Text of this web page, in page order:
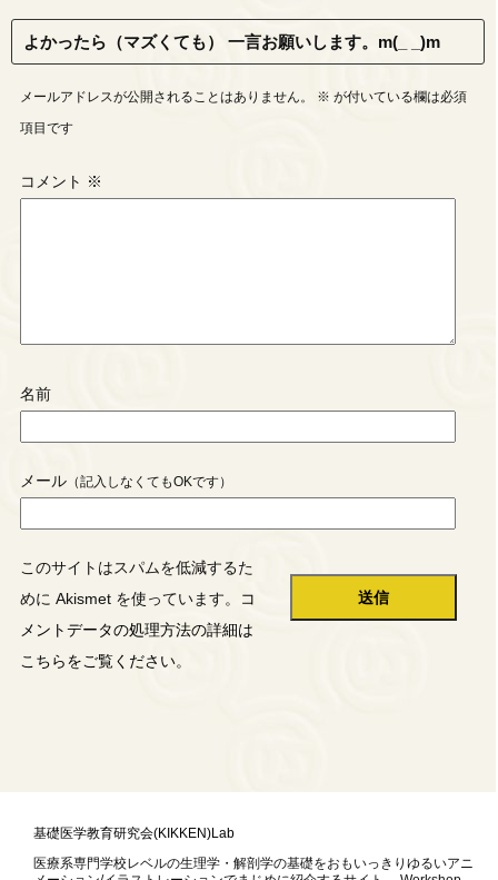
よかったら（マズくても） 一言お願いします。m(_ _)m
メールアドレスが公開されることはありません。 ※ が付いている欄は必須
項目です
コメント ※
名前
メール
このサイトはスパムを低減するた
めに Akismet を使っています。
コ
メントデータの処理方法の詳細は
こちらをご覧ください。
基礎医学教育研究会(KIKKEN)Lab
医療系専門学校レベルの生理学・解剖学の基礎をおもいっきりゆるいアニ